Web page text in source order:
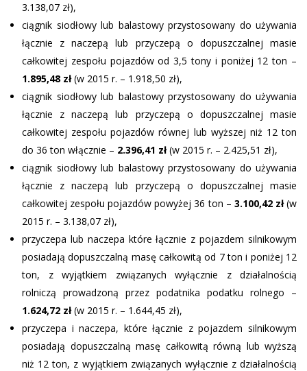
3.138,07 zł),
ciągnik siodłowy lub balastowy przystosowany do używania
łącznie z naczepą lub przyczepą o dopuszczalnej masie
całkowitej zespołu pojazdów od 3,5 tony i poniżej 12 ton –
1.895,48 zł(w 2015 r. – 1.918,50 zł),
ciągnik siodłowy lub balastowy przystosowany do używania
łącznie z naczepą lub przyczepą o dopuszczalnej masie
całkowitej zespołu pojazdów równej lub wyższej niż 12 ton
do 36 ton włącznie – 2.396,41 zł(w 2015 r. – 2.425,51 zł),
ciągnik siodłowy lub balastowy przystosowany do używania
łącznie z naczepą lub przyczepą o dopuszczalnej masie
całkowitej zespołu pojazdów powyżej 36 ton – 3.100,42 zł(w
2015 r. – 3.138,07 zł),
przyczepa lub naczepa które łącznie z pojazdem silnikowym
posiadają dopuszczalną masę całkowitą od 7 ton i poniżej 12
ton, z wyjątkiem związanych wyłącznie z działalnością
rolniczą prowadzoną przez podatnika podatku rolnego –
1.624,72 zł(w 2015 r. – 1.644,45 zł),
przyczepa i naczepa, które łącznie z pojazdem silnikowym
posiadają dopuszczalną masę całkowitą równą lub wyższą
niż 12 ton, z wyjątkiem związanych wyłącznie z działalnością